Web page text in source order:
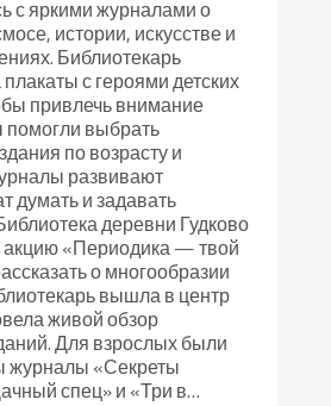
с яркими журналами о
истории, искусстве и
Библиотекарь
с героями детских
привлечь внимание
помогли выбрать
по возрасту и
развивают
думать и задавать
деревни Гудково
акцию «Периодика — твой
о многообразии
вышла в центр
живой обзор
Для взрослых были
журналы «Секреты
спец» и «Три в…